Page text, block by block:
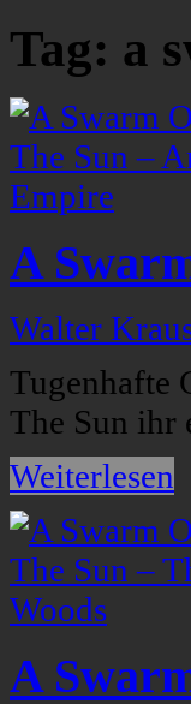
Tag: a
A
Walter
Tugenhafte
The Sun ihr
Weiterlesen
A